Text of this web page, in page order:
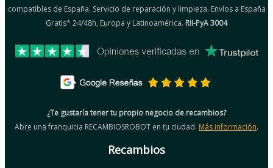
compatibles de España. Servicio de reparación y limpieza. Envíos a España
Gratis* 24/48h, Europa y Latinoamérica. RII-PyA 3004
¿Te gustaría tener tu propio negocio de recambios?
Abre una franquicia RECAMBIOSROBOT en tu ciudad. Más información.
Recambios